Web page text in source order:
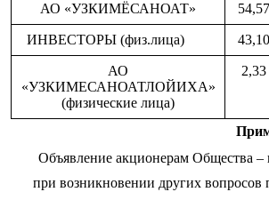
АО «УЗКИМЁСАНОАТ» 54,57
ИНВЕСТОРЫ (физ.лица) 43,10
АО
«УЗКИМЕСАНОАТЛОЙИХА»
(физические лица)
2,33
Объявление акционерам Общества –
при возникновении других